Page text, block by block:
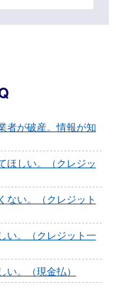
者が破産。情報が知
ほしい。（クレジッ
ない。（クレジット
い。（クレジット一
い。（現金払）